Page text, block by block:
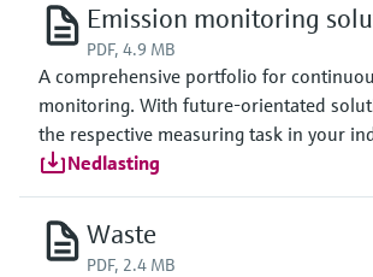
Emission monitoring
PDF, 4.9 MB
A comprehensive portfolio for
monitoring. With future-orientated
the respective measuring task in your
Nedlasting
Waste
PDF, 2.4 MB